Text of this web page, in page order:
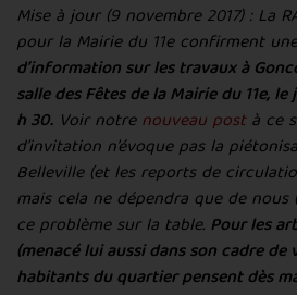
Mise à jour (9 novembre 2017) : La
pour la Mairie du 11e confirment
d’information sur les travaux à
salle des Fêtes de la Mairie du 11e,
h 30. Voir notrenouveau postà ce
d’invitation n’évoque pas la
Belleville (et les reports de
mais cela ne dépendra que de
ce problème sur la table. Pour les
(menacé lui aussi dans son cadre
habitants du quartier pensent dès